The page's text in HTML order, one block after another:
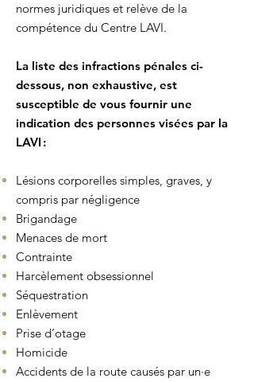
normes juridiques et relève de la
compétence du Centre LAVI.​
La liste des infractions pénales ci-
dessous, non exhaustive, est
susceptible de vous fournir une
indication des personnes visées par la
LAVI :
Lésions corporelles simples, graves, y
compris par négligence
Brigandage
Menaces de mort
Contrainte
Harcèlement obsessionnel
Séquestration
Enlèvement
Prise d’otage
Homicide
Accidents de la route causés par un·e